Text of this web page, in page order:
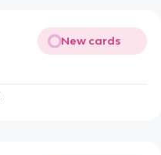
New cards